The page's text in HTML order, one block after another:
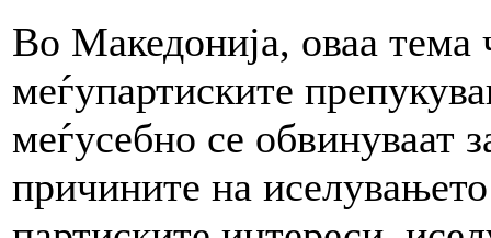
Во Македонија, оваа тема
меѓупартиските
меѓусебно се обвинуваат
причините на